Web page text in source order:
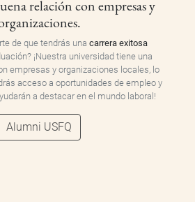
relación con empresas y
de que tendrás una carrera exitosa
¡Nuestra universidad tiene una
empresas y organizaciones locales, lo
acceso a oportunidades de empleo y
a destacar en el mundo laboral!
Alumni USFQ